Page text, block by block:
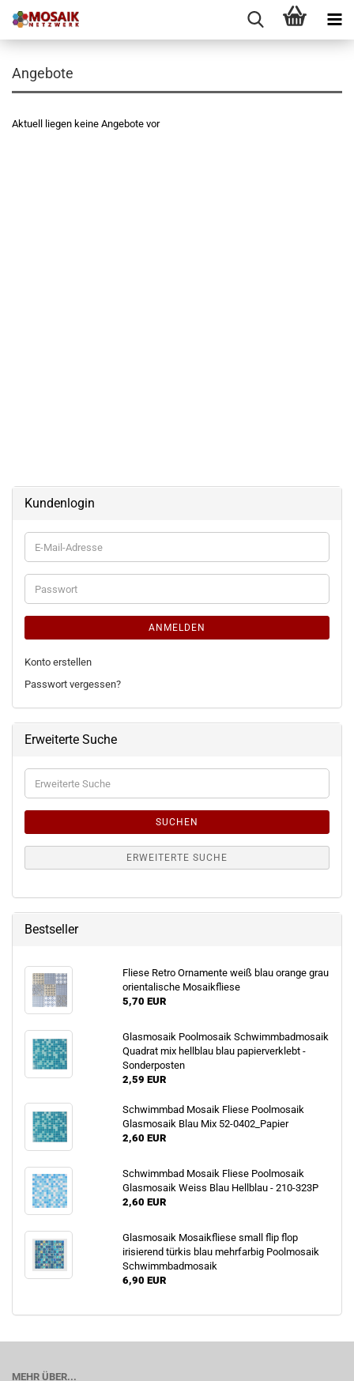
Angebote
Aktuell liegen keine Angebote vor
Kundenlogin
E-
Mail-
Adresse
Passwort
ANMELDEN
Konto erstellen
Passwort vergessen?
Erweiterte Suche
Erweiterte
Suche
SUCHEN
ERWEITERTE SUCHE
Bestseller
Fliese Retro Ornamente weiß blau orange grau
orientalische Mosaikfliese
5,70 EUR
Glasmosaik Poolmosaik Schwimmbadmosaik
Quadrat mix hellblau blau papierverklebt -
Sonderposten
2,59 EUR
Schwimmbad Mosaik Fliese Poolmosaik
Glasmosaik Blau Mix 52-0402_Papier
2,60 EUR
Schwimmbad Mosaik Fliese Poolmosaik
Glasmosaik Weiss Blau Hellblau - 210-323P
2,60 EUR
Glasmosaik Mosaikfliese small flip flop
irisierend türkis blau mehrfarbig Poolmosaik
Schwimmbadmosaik
6,90 EUR
MEHR ÜBER...